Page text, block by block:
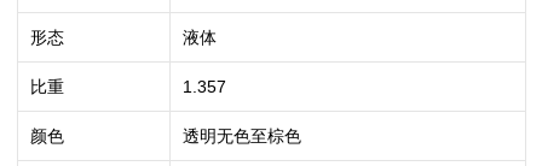
形态 液体
比重 1.357
颜色 透明无色至棕色